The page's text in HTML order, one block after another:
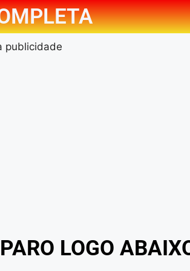
publicidade
LOGO